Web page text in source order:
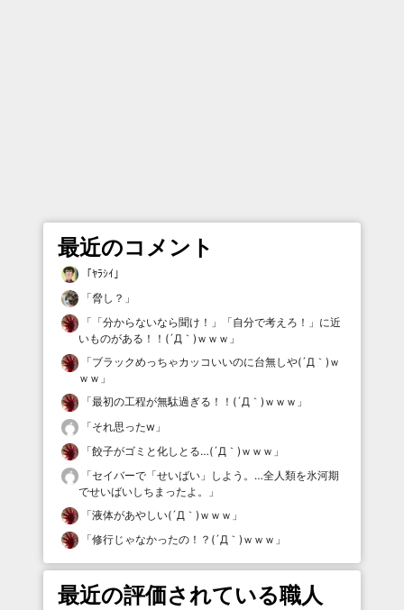
最近のコメント
「ﾔﾗｼｲ 」
「脅し？ 」
「 「分からないなら聞け！」「自分で考えろ！」に近
いものがある！！(´Д｀)ｗｗｗ 」
「ブラックめっちゃカッコいいのに台無しや(´Д｀)ｗ
ｗｗ 」
「最初の工程が無駄過ぎる！！(´Д｀)ｗｗｗ 」
「それ思ったw 」
「餃子がゴミと化しとる…(´Д｀)ｗｗｗ 」
「セイバーで「せいばい」しよう。…全人類を氷河期
でせいばいしちまったよ。
」
「液体があやしい(´Д｀)ｗｗｗ 」
「修行じゃなかったの！？(´Д｀)ｗｗｗ 」
最近の評価されている職人